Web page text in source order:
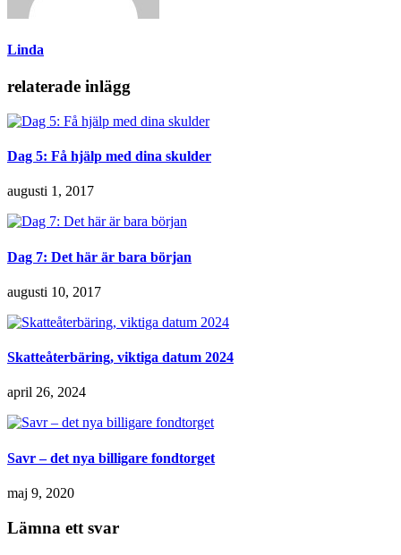
Linda
relaterade inlägg
Dag 5: Få hjälp med dina skulder
augusti 1, 2017
Dag 7: Det här är bara början
augusti 10, 2017
Skatteåterbäring, viktiga datum 2024
april 26, 2024
Savr – det nya billigare fondtorget
maj 9, 2020
Lämna ett svar